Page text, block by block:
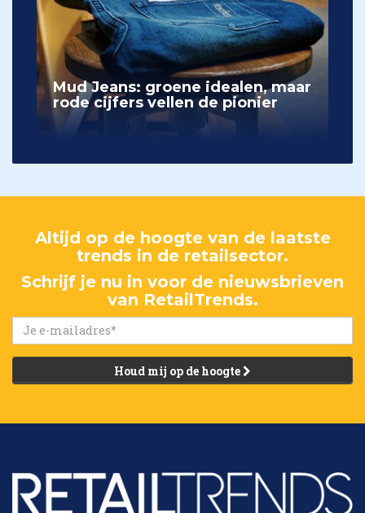
Mud Jeans: groene idealen, maar
rode cijfers vellen de pionier
Altijd op de hoogte van de laatste
trends in de retailsector.
Schrijf je nu in voor de nieuwsbrieven
van RetailTrends.
Houd mij op de hoogte